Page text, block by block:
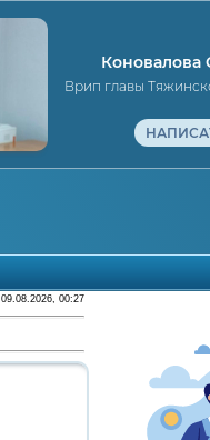
Коновалова
Врип главы
09.08.2026, 00:27